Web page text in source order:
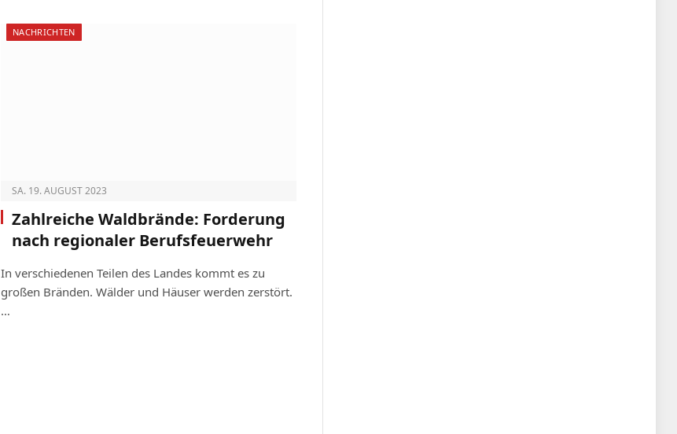
NACHRICHTEN
SA. 19. AUGUST 2023
Zahlreiche Waldbrände: Forderung
nach regionaler Berufsfeuerwehr
In verschiedenen Teilen des Landes kommt es zu
großen Bränden. Wälder und Häuser werden zerstört.
…